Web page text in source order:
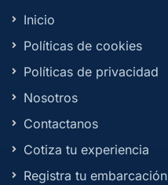
Inicio
Políticas de cookies
Políticas de privacidad
Nosotros
Contactanos
Cotiza tu experiencia
Registra tu embarcación